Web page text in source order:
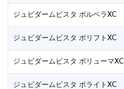
ジュビダームビスタ ボルベラXC
ジュビダームビスタ ボリフトXC
ジュビダームビスタ ボリューマXC
ジュビダームビスタ ボライトXC